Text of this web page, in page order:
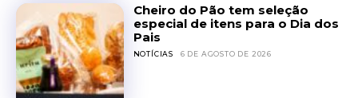
Cheiro do Pão tem seleção
especial de itens para o Dia dos
Pais
NOTÍCIAS 6 DE AGOSTO DE 2026